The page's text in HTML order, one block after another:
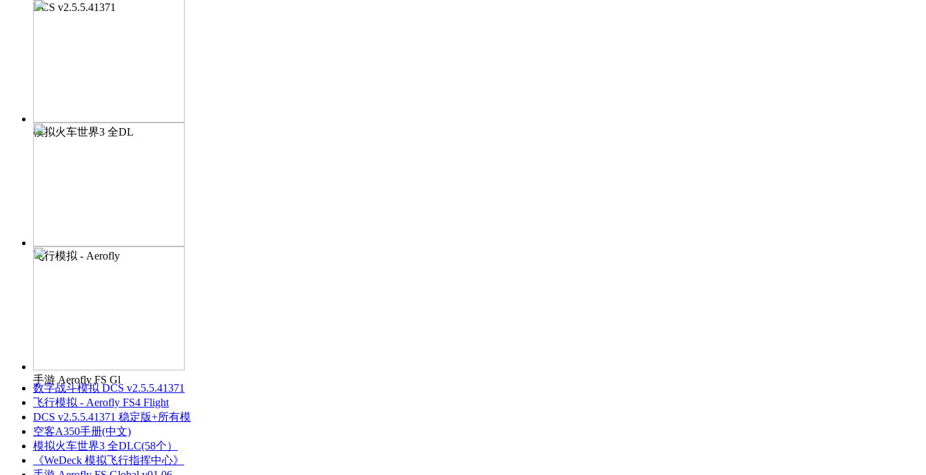
DCS v2.5.5.41371
模拟火车世界3 全DL
飞行模拟 - Aerofly
手游 Aerofly FS Gl
数字战斗模拟 DCS v2.5.5.41371
飞行模拟 - Aerofly FS4 Flight
DCS v2.5.5.41371 稳定版+所有模
空客A350手册(中文)
模拟火车世界3 全DLC(58个）
《WeDeck 模拟飞行指挥中心》